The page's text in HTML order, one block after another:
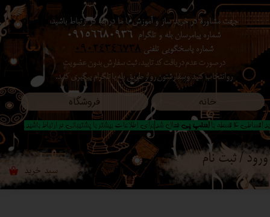
خانه فروشگاه
جهت مشاوره در خرید ساز و آموزش با ما در بله در ارتباط باشید،
شماره پیامرسان بله و تلگرام 09156680936
شماره پاسخگویی تلفنی 09024346738
در صورت عدم دریافت کد تایید ، ثبت سفارش بدون عضویت
رو انتخاب کنید ​​​​​​​ و سفارشتون رو از طریق بله یا تلگرام پیگیری کنید.
۰ سبد خرید
ورود / ثبت نام
حساب کاربری من
تغییر گذر واژه
سفارشات
خروج از حساب کاربری
اقساطی 4 قسطه با اسنپ پی فعال شد|برای اطلاعات بیشتر با پشتیبانی در ارتباط باشید..